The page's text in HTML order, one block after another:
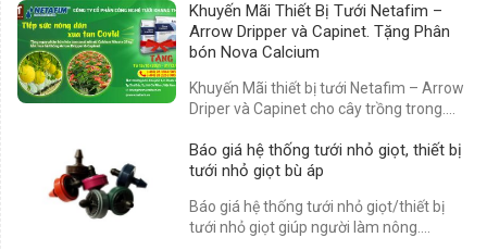
Khuyến Mãi Thiết Bị Tưới Netafim –
Arrow Dripper và Capinet. Tặng Phân
bón Nova Calcium
Khuyến Mãi thiết bị tưới Netafim – Arrow
Driper và Capinet cho cây trồng trong....
Báo giá hệ thống tưới nhỏ giọt, thiết bị
tưới nhỏ giọt bù áp
Báo giá hệ thống tưới nhỏ giọt/thiết bị
tưới nhỏ giọt giúp người làm nông....